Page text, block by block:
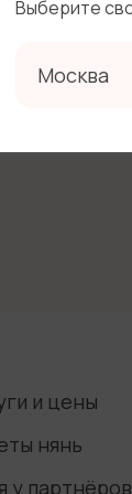
о нас узнали
в
на
на
и цены
нянь
у партнёров
Выберите
Москва